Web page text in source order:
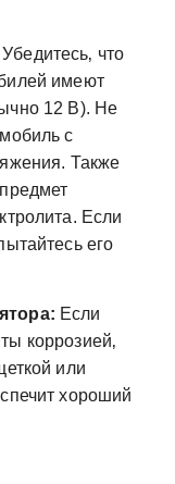
Убедитесь‚ что
имеют
12 В). Не
с
Также
Если
его
Если
коррозией‚
или
хороший